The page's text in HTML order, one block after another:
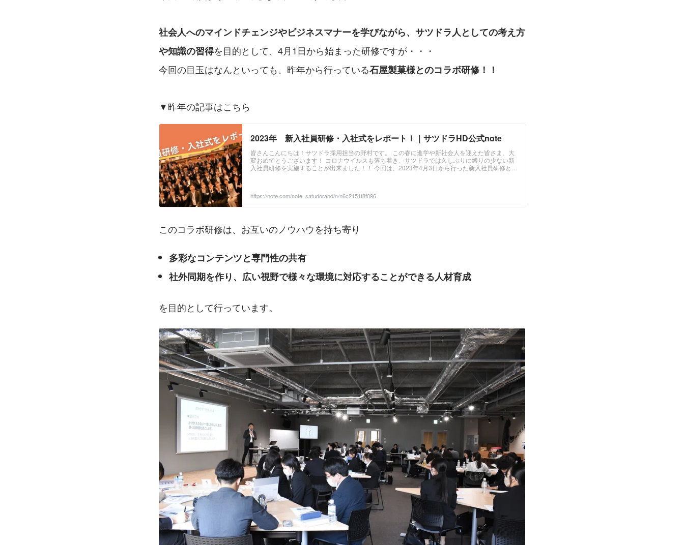
社会人へのマインドチェンジやビジネスマナーを学びながら、サツドラ人としての考え方
や知識の習得を目的として、4月1日から始まった研修ですが・・・
今回の目玉はなんといっても、昨年から行っている石屋製菓様とのコラボ研修！！
▼昨年の記事はこちら
2023年 新入社員研修・入社式をレポート！｜サツドラHD公式note
皆さんこんにちは！サツドラ採用担当の野村です。 この春に進学や新社会人を迎えた皆さま、大
変おめでとうございます！ コロナウイルスも落ち着き、サツドラでは久しぶりに縛りの少ない新
入社員研修を実施することが出来ました！！ 今回は、2023年4月3日から行った新入社員研修と入
https://note.com/note_satudorahd/n/n6c2151f8f096
このコラボ研修は、お互いのノウハウを持ち寄り
多彩なコンテンツと専門性の共有
社外同期を作り、広い視野で様々な環境に対応することができる人材育成
を目的として行っています。